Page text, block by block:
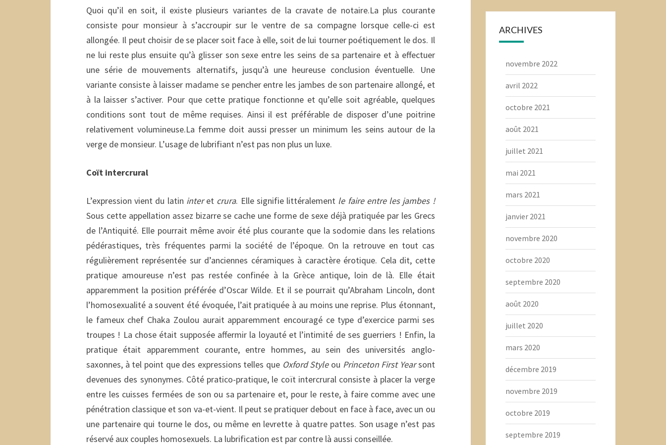
Quoi qu’il en soit, il existe plusieurs variantes de la cravate de notaire.La plus courante
consiste pour monsieur à s’accroupir sur le ventre de sa compagne lorsque celle-ci est
allongée. Il peut choisir de se placer soit face à elle, soit de lui tourner poétiquement le dos. Il
ne lui reste plus ensuite qu’à glisser son sexe entre les seins de sa partenaire et à effectuer
une série de mouvements alternatifs, jusqu’à une heureuse conclusion éventuelle. Une
variante consiste à laisser madame se pencher entre les jambes de son partenaire allongé, et
à la laisser s’activer. Pour que cette pratique fonctionne et qu’elle soit agréable, quelques
conditions sont tout de même requises. Ainsi il est préférable de disposer d’une poitrine
relativement volumineuse.La femme doit aussi presser un minimum les seins autour de la
verge de monsieur. L’usage de lubrifiant n’est pas non plus un luxe.
Coït intercrural
L’expression vient du latin interet crura. Elle signifie littéralement le faire entre les jambes !
Sous cette appellation assez bizarre se cache une forme de sexe déjà pratiquée par les Grecs
de l’Antiquité. Elle pourrait même avoir été plus courante que la sodomie dans les relations
pédérastiques, très fréquentes parmi la société de l’époque. On la retrouve en tout cas
régulièrement représentée sur d’anciennes céramiques à caractère érotique. Cela dit, cette
pratique amoureuse n’est pas restée confinée à la Grèce antique, loin de là. Elle était
apparemment la position préférée d’Oscar Wilde. Et il se pourrait qu’Abraham Lincoln, dont
l’homosexualité a souvent été évoquée, l’ait pratiquée à au moins une reprise. Plus étonnant,
le fameux chef Chaka Zoulou aurait apparemment encouragé ce type d’exercice parmi ses
troupes ! La chose était supposée affermir la loyauté et l’intimité de ses guerriers ! Enfin, la
pratique était apparemment courante, entre hommes, au sein des universités anglo-
saxonnes, à tel point que des expressions telles que Oxford Styleou Princeton First Yearsont
devenues des synonymes. Côté pratico-pratique, le coït intercrural consiste à placer la verge
entre les cuisses fermées de son ou sa partenaire et, pour le reste, à faire comme avec une
pénétration classique et son va-et-vient. Il peut se pratiquer debout en face à face, avec un ou
une partenaire qui tourne le dos, ou même en levrette à quatre pattes. Son usage n’est pas
réservé aux couples homosexuels. La lubrification est par contre là aussi conseillée.
ARCHIVES
novembre 2022
avril 2022
octobre 2021
août 2021
juillet 2021
mai 2021
mars 2021
janvier 2021
novembre 2020
octobre 2020
septembre 2020
août 2020
juillet 2020
mars 2020
décembre 2019
novembre 2019
octobre 2019
septembre 2019